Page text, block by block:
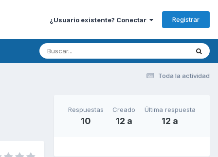
¿Usuario existente? Conectar Registrar
Toda la actividad
Respuestas
10
Creado
12 a
Última respuesta
12 a